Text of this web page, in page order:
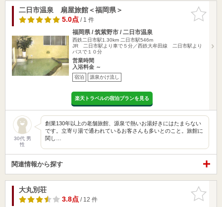
お気に入
りに追加
二日市温泉 扇屋旅館＜福岡県＞
5.0点/ 1 件
福岡県 / 筑紫野市 / 二日市温泉
西鉄二日市駅1.30km 二日市駅546m
JR 二日市駅より車で５分／西鉄大牟田線 二日市駅より
バスで１０分
営業時間
入浴料金 ～
宿泊 源泉かけ流し
楽天トラベルの宿泊プランを見る
30代 男
性
創業130年以上の老舗旅館、源泉で熱いお湯好きにはたまらない
です。立寄り湯で通われているお客さんも多いとのこと。旅館に
関し…
関連情報から探す
お気に入
りに追加
大丸別荘
3.8点/ 12 件